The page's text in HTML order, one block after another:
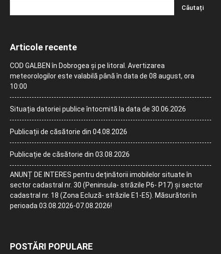
Articole recente
COD GALBEN în Dobrogea și pe litoral. Avertizarea
meteorologilor este valabilă până în data de 08 august, ora
10:00
Situația datoriei publice întocmită la data de 30.06.2026
Publicații de căsătorie din 04.08.2026
Publicație de căsătorie din 03.08.2026
ANUNȚ DE INTERES pentru deținătorii imobilelor situate în
sector cadastral nr. 30 (Peninsula- străzile P6- P17) și sector
cadastral nr. 18 (Zona Ecluză- străzile E1-E5). Măsurători în
perioada 03.08.2026-07.08.2026!
POSTĂRI POPULARE